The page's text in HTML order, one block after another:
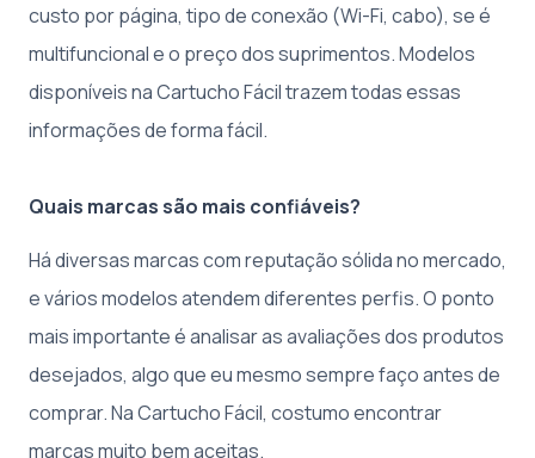
custo por página, tipo de conexão (Wi-Fi, cabo), se é
multifuncional e o preço dos suprimentos. Modelos
disponíveis na Cartucho Fácil trazem todas essas
informações de forma fácil.
Quais marcas são mais confiáveis?
Há diversas marcas com reputação sólida no mercado,
e vários modelos atendem diferentes perfis. O ponto
mais importante é analisar as avaliações dos produtos
desejados, algo que eu mesmo sempre faço antes de
comprar. Na Cartucho Fácil, costumo encontrar
marcas muito bem aceitas.